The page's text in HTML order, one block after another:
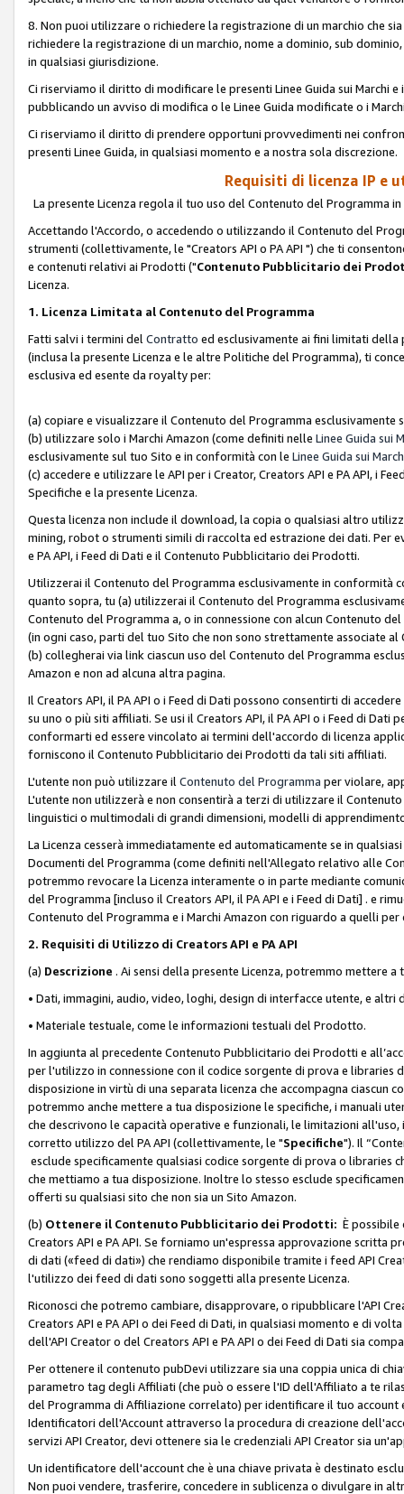
8. Non puoi utilizzare o richiedere la registrazione di un marchio che
richiedere la registrazione di un marchio, nome a dominio, sub
in qualsiasi giurisdizione.
Ci riserviamo il diritto di modificare le presenti Linee Guida sui Marchi
pubblicando un avviso di modifica o le Linee Guida modificate o i
Ci riserviamo il diritto di prendere opportuni provvedimenti nei
presenti Linee Guida, in qualsiasi momento e a nostra sola discrezione.
Requisiti di licenza IP e
La presente Licenza regola il tuo uso del Contenuto del Programma
Accettando l'Accordo, o accedendo o utilizzando il Contenuto del
strumenti (collettivamente, le "Creators API o PA API ") che ti
e contenuti relativi ai Prodotti ("Contenuto Pubblicitario dei
Licenza.
1. Licenza Limitata al Contenuto del Programma
Fatti salvi i termini del Contratto ed esclusivamente ai fini limitati
(inclusa la presente Licenza e le altre Politiche del Programma), ti
esclusiva ed esente da royalty per:
(a) copiare e visualizzare il Contenuto del Programma esclusivamente
(b) utilizzare solo i Marchi Amazon (come definiti nelle Linee Guida sui
esclusivamente sul tuo Sito e in conformità con le Linee Guida sui March
(c) accedere e utilizzare le API per i Creator, Creators API e PA API, i
Specifiche e la presente Licenza.
Questa licenza non include il download, la copia o qualsiasi altro
mining, robot o strumenti simili di raccolta ed estrazione dei dati. Per
e PA API, i Feed di Dati e il Contenuto Pubblicitario dei Prodotti.
Utilizzerai il Contenuto del Programma esclusivamente in conformità
quanto sopra, tu (a) utilizzerai il Contenuto del Programma
Contenuto del Programma a, o in connessione con alcun Contenuto
(in ogni caso, parti del tuo Sito che non sono strettamente associate
(b) collegherai via link ciascun uso del Contenuto del Programma
Amazon e non ad alcuna altra pagina.
Il Creators API, il PA API o i Feed di Dati possono consentirti di
su uno o più siti affiliati. Se usi il Creators API, il PA API o i Feed di
conformarti ed essere vincolato ai termini dell'accordo di licenza
forniscono il Contenuto Pubblicitario dei Prodotti da tali siti affiliati.
L'utente non può utilizzare il Contenuto del Programma per violare,
L'utente non utilizzerà e non consentirà a terzi di utilizzare il
linguistici o multimodali di grandi dimensioni, modelli di
La Licenza cesserà immediatamente ed automaticamente se in
Documenti del Programma (come definiti nell'Allegato relativo alle
potremmo revocare la Licenza interamente o in parte mediante
del Programma [incluso il Creators API, il PA API e i Feed di Dati] . e
Contenuto del Programma e i Marchi Amazon con riguardo a quelli
2. Requisiti di Utilizzo di Creators API e PA API
(a) Descrizione . Ai sensi della presente Licenza, potremmo mettere
• Dati, immagini, audio, video, loghi, design di interfacce utente, e altri
• Materiale testuale, come le informazioni testuali del Prodotto.
In aggiunta al precedente Contenuto Pubblicitario dei Prodotti e
per l'utilizzo in connessione con il codice sorgente di prova e libraries
disposizione in virtù di una separata licenza che accompagna ciascun
potremmo anche mettere a tua disposizione le specifiche, i manuali
che descrivono le capacità operative e funzionali, le limitazioni
corretto utilizzo del PA API (collettivamente, le "Specifiche"). Il
esclude specificamente qualsiasi codice sorgente di prova o libraries
che mettiamo a tua disposizione. Inoltre lo stesso esclude
offerti su qualsiasi sito che non sia un Sito Amazon.
(b) Ottenere il Contenuto Pubblicitario dei Prodotti: È
Creators API e PA API. Se forniamo un'espressa approvazione
di dati («feed di dati») che rendiamo disponibile tramite i feed API
l'utilizzo dei feed di dati sono soggetti alla presente Licenza.
Riconosci che potremo cambiare, disapprovare, o ripubblicare l'API
Creators API e PA API o dei Feed di Dati, in qualsiasi momento e di
dell'API Creator o del Creators API e PA API o dei Feed di Dati sia
Per ottenere il contenuto pubDevi utilizzare sia una coppia unica di
parametro tag degli Affiliati (che può o essere l'ID dell'Affiliato a te
del Programma di Affiliazione correlato) per identificare il tuo account
Identificatori dell'Account attraverso la procedura di creazione
servizi API Creator, devi ottenere sia le credenziali API Creator sia
Un identificatore dell'account che è una chiave privata è destinato
Non puoi vendere, trasferire, concedere in sublicenza o divulgare in